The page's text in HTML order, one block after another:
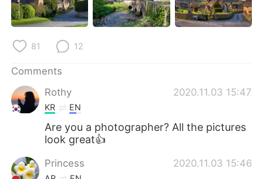
Русский ไทย
Indonesia
Türkçe
Português
81 12
Comments
Rothy
2020.11.03 15:47
KR EN
Are you a photographer? All the pictures
look great👍
Princess 2020.11.03 15:46